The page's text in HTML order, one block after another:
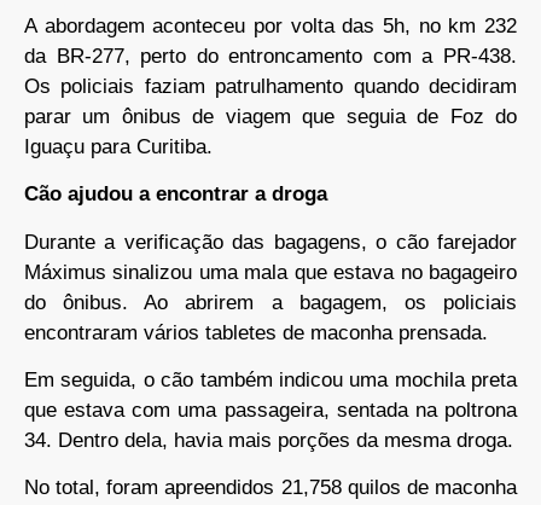
A abordagem aconteceu por volta das 5h, no km 232
da BR-277, perto do entroncamento com a PR-438.
Os policiais faziam patrulhamento quando decidiram
parar um ônibus de viagem que seguia de Foz do
Iguaçu para Curitiba.
Cão ajudou a encontrar a droga
Durante a verificação das bagagens, o cão farejador
Máximus sinalizou uma mala que estava no bagageiro
do ônibus. Ao abrirem a bagagem, os policiais
encontraram vários tabletes de maconha prensada.
Em seguida, o cão também indicou uma mochila preta
que estava com uma passageira, sentada na poltrona
34. Dentro dela, havia mais porções da mesma droga.
No total, foram apreendidos 21,758 quilos de maconha